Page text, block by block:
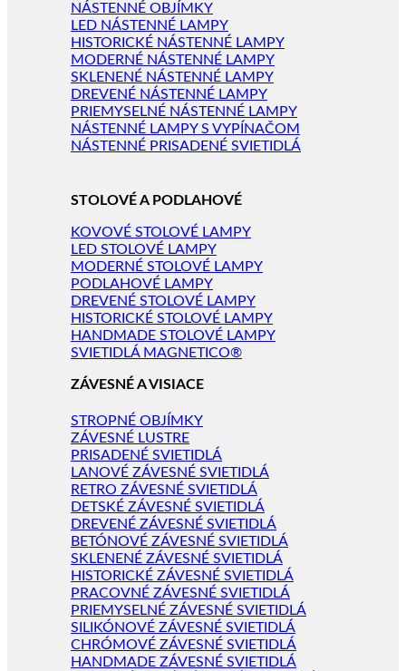
NÁSTENNÉ OBJÍMKY
LED NÁSTENNÉ LAMPY
HISTORICKÉ NÁSTENNÉ LAMPY
MODERNÉ NÁSTENNÉ LAMPY
SKLENENÉ NÁSTENNÉ LAMPY
DREVENÉ NÁSTENNÉ LAMPY
PRIEMYSELNÉ NÁSTENNÉ LAMPY
NÁSTENNÉ LAMPY S VYPÍNAČOM
NÁSTENNÉ PRISADENÉ SVIETIDLÁ
STOLOVÉ A PODLAHOVÉ
KOVOVÉ STOLOVÉ LAMPY
LED STOLOVÉ LAMPY
MODERNÉ STOLOVÉ LAMPY
PODLAHOVÉ LAMPY
DREVENÉ STOLOVÉ LAMPY
HISTORICKÉ STOLOVÉ LAMPY
HANDMADE STOLOVÉ LAMPY
SVIETIDLÁ MAGNETICO®
ZÁVESNÉ A VISIACE
STROPNÉ OBJÍMKY
ZÁVESNÉ LUSTRE
PRISADENÉ SVIETIDLÁ
LANOVÉ ZÁVESNÉ SVIETIDLÁ
RETRO ZÁVESNÉ SVIETIDLÁ
DETSKÉ ZÁVESNÉ SVIETIDLÁ
DREVENÉ ZÁVESNÉ SVIETIDLÁ
BETÓNOVÉ ZÁVESNÉ SVIETIDLÁ
SKLENENÉ ZÁVESNÉ SVIETIDLÁ
HISTORICKÉ ZÁVESNÉ SVIETIDLÁ
PRACOVNÉ ZÁVESNÉ SVIETIDLÁ
PRIEMYSELNÉ ZÁVESNÉ SVIETIDLÁ
SILIKÓNOVÉ ZÁVESNÉ SVIETIDLÁ
CHRÓMOVÉ ZÁVESNÉ SVIETIDLÁ
HANDMADE ZÁVESNÉ SVIETIDLÁ